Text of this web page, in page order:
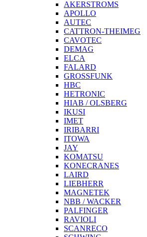
AKERSTROMS
APOLLO
AUTEC
CATTRON-THEIMEG
CAVOTEC
DEMAG
ELCA
FALARD
GROSSFUNK
HBC
HETRONIC
HIAB / OLSBERG
IKUSI
IMET
IRIBARRI
ITOWA
JAY
KOMATSU
KONECRANES
LAIRD
LIEBHERR
MAGNETEK
NBB / WACKER
PALFINGER
RAVIOLI
SCANRECO